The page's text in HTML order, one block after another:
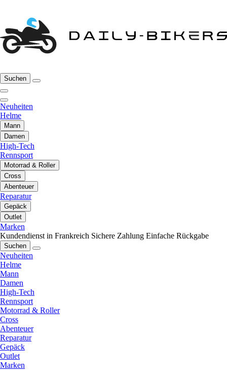
Suchen
Neuheiten
Helme
Mann
Damen
High-Tech
Rennsport
Motorrad & Roller
Cross
Abenteuer
Reparatur
Gepäck
Outlet
Marken
Kundendienst in Frankreich Sichere Zahlung Einfache Rückgabe
Suchen
Neuheiten
Helme
Mann
Damen
High-Tech
Rennsport
Motorrad & Roller
Cross
Abenteuer
Reparatur
Gepäck
Outlet
Marken